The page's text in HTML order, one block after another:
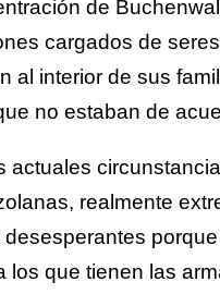
de
cargados de
al interior de sus
no estaban de
actuales
realmente
desesperantes
los que tienen las